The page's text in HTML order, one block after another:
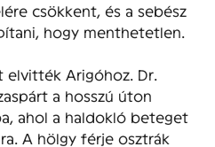
csökkent, és a sebész
hogy menthetetlen.
elvitték Arigóhoz. Dr.
a hosszú úton
ahol a haldokló beteget
A hölgy férje osztrák